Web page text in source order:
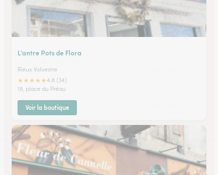
L’antre Pots de Flora
Rieux Volvestre
★★★★★4.8 (34)
19, place du Préau
Voir la boutique